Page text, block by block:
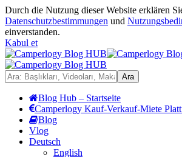
Durch die Nutzung dieser Website erklären
Datenschutzbestimmungen und
einverstanden.
Kabul et
Blog Hub – Startseite
Camperlogy Kauf-Verkauf-Miete
Blog
Vlog
Deutsch
English